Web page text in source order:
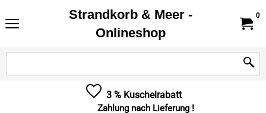
Strandkorb & Meer -
Onlineshop
0
3 % Kuschelrabatt
Zahlung nach Lieferung !